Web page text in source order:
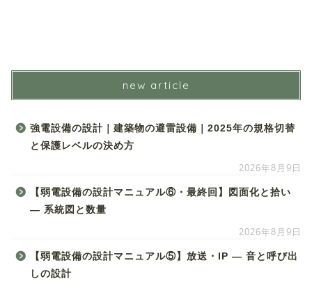
new article
強電設備の設計｜建築物の避雷設備｜2025年の規格切替
と保護レベルの決め方
2026年8月9日
【弱電設備の設計マニュアル⑥・最終回】図面化と拾い
― 系統図と数量
2026年8月9日
【弱電設備の設計マニュアル⑤】放送・IP ― 音と呼び出
しの設計